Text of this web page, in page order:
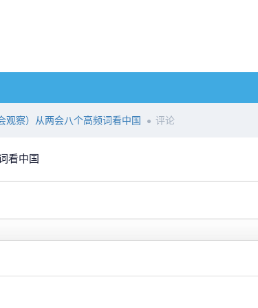
观察）从两会八个高频词看中国 评论
看中国